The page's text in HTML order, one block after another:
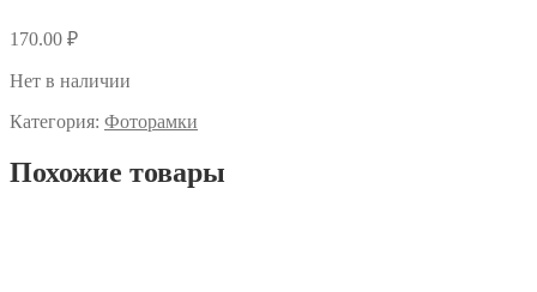
170.00 ₽
Нет в наличии
Категория: Фоторамки
Похожие товары